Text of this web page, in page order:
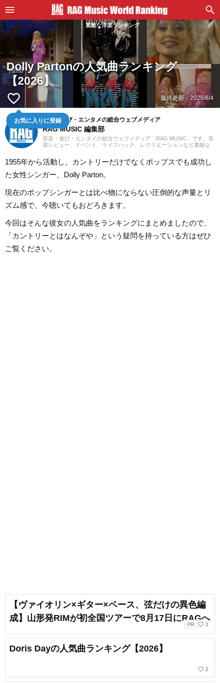
素敵な洋楽ランキング
Dolly Partonの人気曲ランキング
【2026】
favorite_border
お気に入りに登録
最終更新：2026/8/4
音楽・遊び・エンタメの総合ウェブメディア
RAG MUSIC 編集部
音楽・遊び・エンタメの総合ウェブメディア「RAG MUSIC」です。音
楽レビュー、イベント、ライフハック、レクリエーションなど素敵な
1955年から活動し、カントリーだけでなくポップスでも成功し
た女性シンガー、Dolly Parton。
現在のポップシンガーとは比べ物にならない圧倒的な声量とリ
ズム感で、今聴いてもおどろきます。
今回はそんな彼女の人気曲をランキングにまとめましたので、
「カントリーとはなんぞや」という疑問を持っている方はぜひ
ご覧ください。
【ヴァイオリン×ギター×ベース、弦だけの異色編
成】山形発RIMが初全国ツアーで8月17日にRAGへ
PR favorite_border 3
Doris Dayの人気曲ランキング【2026】
favorite_border 2